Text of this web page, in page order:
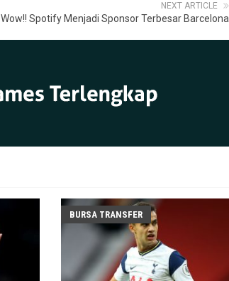
NEXT ARTICLE
Wow!! Spotify Menjadi Sponsor Terbesar Barcelona
BURSA TRANSFER